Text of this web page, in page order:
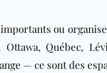
ou
Québec,
— ce sont des